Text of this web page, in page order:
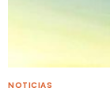
NOTICIAS